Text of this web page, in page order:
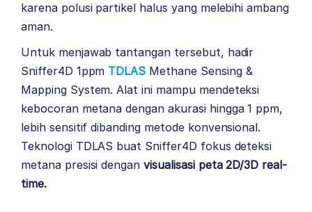
karena polusi partikel halus yang melebihi ambang
aman.
Untuk menjawab tantangan tersebut, hadir
Sniffer4D 1ppm TDLAS Methane Sensing &
Mapping System. Alat ini mampu mendeteksi
kebocoran metana dengan akurasi hingga 1 ppm,
lebih sensitif dibanding metode konvensional.
Teknologi TDLAS buat Sniffer4D fokus deteksi
metana presisi denganvisualisasi peta 2D/3D real-
time.